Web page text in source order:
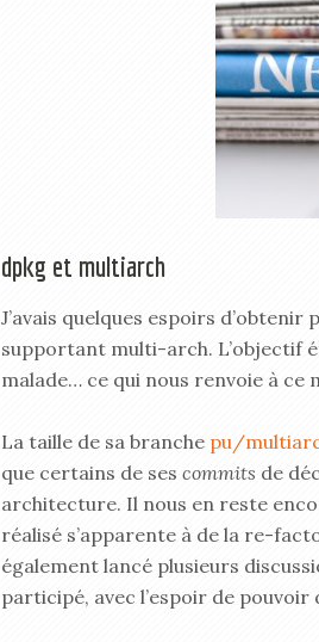
dpkg et multiarch
J’avais quelques espoirs d’obtenir
supportant multi-arch. L’objectif
malade… ce qui nous renvoie à ce
La taille de sa branche pu/
que certains de ses commits de
architecture. Il nous en reste
réalisé s’apparente à de la re-
également lancé plusieurs
participé, avec l’espoir de